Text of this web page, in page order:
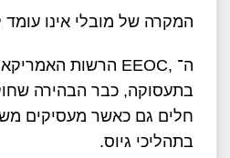
המקרה של מובלי אינו עומד
ה־ EEOC, הרשות
בתעסוקה, כבר הבהירה
חלים גם כאשר מעסיקים
בתהליכי גיוס.